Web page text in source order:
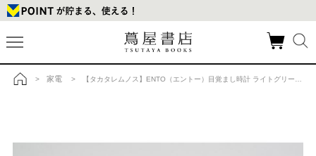
> 家電 > 【タカタレムノス】ENTO（エントー）目覚まし時計 ライトグリーンの商品詳細